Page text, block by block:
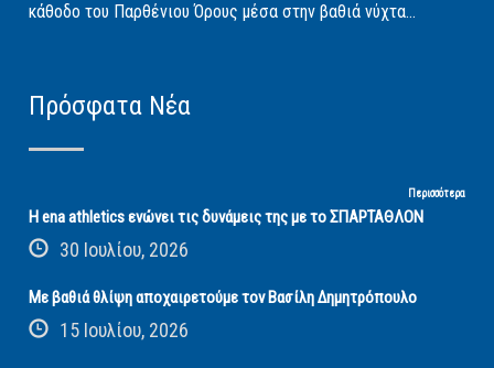
κάθοδο του Παρθένιου Όρους μέσα στην βαθιά νύχτα...
Πρόσφατα Νέα
Περισσότερα
Η ena athletics ενώνει τις δυνάμεις της με το ΣΠΑΡΤΑΘΛΟΝ
30 Ιουλίου, 2026
Με βαθιά θλίψη αποχαιρετούμε τον Βασίλη Δημητρόπουλο
15 Ιουλίου, 2026